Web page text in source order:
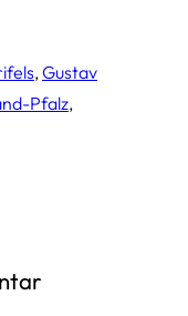
, Gustav
Pfalz